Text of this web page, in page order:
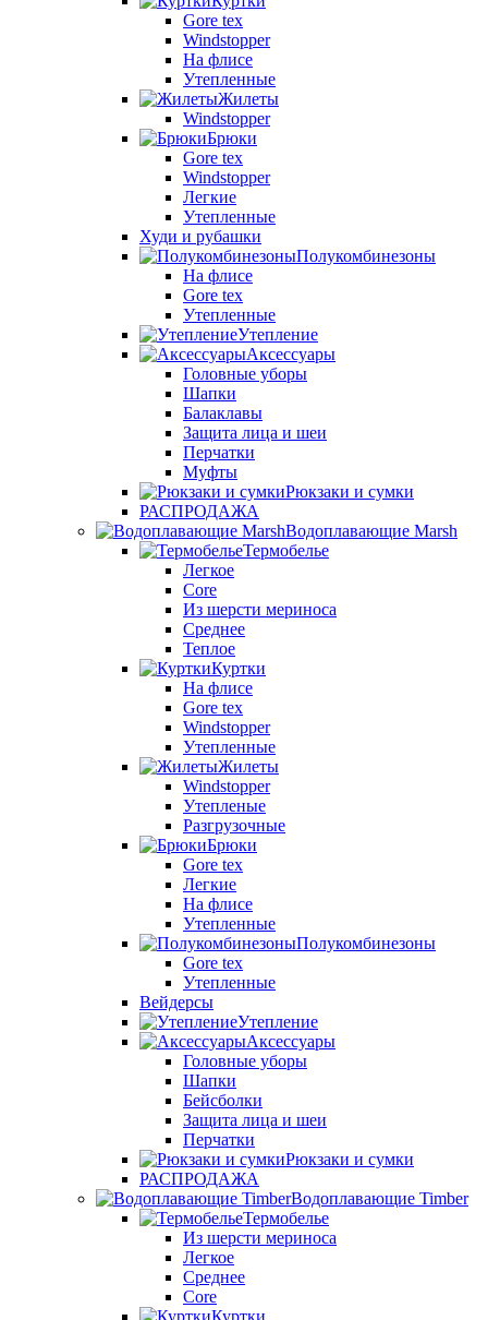
Gore tex
Windstopper
На флисе
Утепленные
Жилеты
Windstopper
Брюки
Gore tex
Windstopper
Легкие
Утепленные
Худи и рубашки
Полукомбинезоны
На флисе
Gore tex
Утепленные
Утепление
Аксессуары
Головные уборы
Шапки
Балаклавы
Защита лица и шеи
Перчатки
Муфты
Рюкзаки и сумки
РАСПРОДАЖА
Водоплавающие Marsh
Термобелье
Легкое
Core
Из шерсти мериноса
Среднее
Теплое
Куртки
На флисе
Gore tex
Windstopper
Утепленные
Жилеты
Windstopper
Утепленые
Разгрузочные
Брюки
Gore tex
Легкие
На флисе
Утепленные
Полукомбинезоны
Gore tex
Утепленные
Вейдерсы
Утепление
Аксессуары
Головные уборы
Шапки
Бейсболки
Защита лица и шеи
Перчатки
Рюкзаки и сумки
РАСПРОДАЖА
Водоплавающие Timber
Термобелье
Из шерсти мериноса
Легкое
Среднее
Core
Куртки